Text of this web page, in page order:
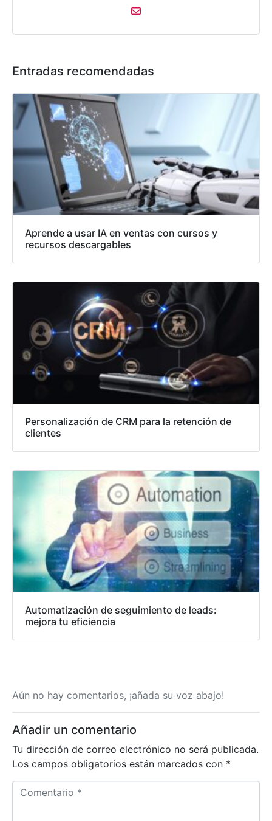
Entradas recomendadas
Aprende a usar IA en ventas con cursos y
recursos descargables
Personalización de CRM para la retención de
clientes
Automatización de seguimiento de leads:
mejora tu eficiencia
Aún no hay comentarios, ¡añada su voz abajo!
Añadir un comentario
Tu dirección de correo electrónico no será publicada.
Los campos obligatorios están marcados con *
Comentario *